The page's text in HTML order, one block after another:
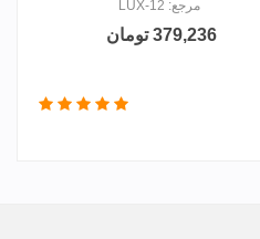
مرجع: LUX-12
379,236 تومان